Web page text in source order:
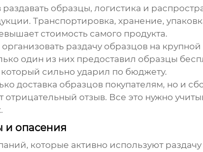
образцы, логистика и
Транспортировка, хранение,
стоимость самого продукта.
раздачу образцов на
один из них предоставил образцы
сильно ударил по бюджету.
доставка образцов покупателям, но и
отрицательный отзыв. Все это нужно
и опасения
которые активно используют